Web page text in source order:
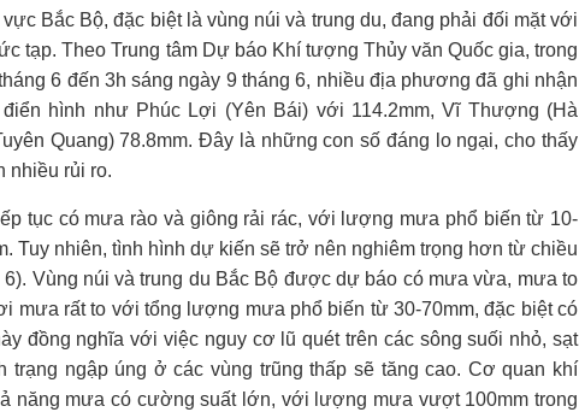
Bắc Bộ, đặc biệt là vùng núi và trung du, đang phải đối mặt với
tạp. Theo Trung tâm Dự báo Khí tượng Thủy văn Quốc gia, trong
6 đến 3h sáng ngày 9 tháng 6, nhiều địa phương đã ghi nhận
hình như Phúc Lợi (Yên Bái) với 114.2mm, Vĩ Thượng (Hà
Quang) 78.8mm. Đây là những con số đáng lo ngại, cho thấy
nhiều rủi ro.
tục có mưa rào và giông rải rác, với lượng mưa phổ biến từ 10-
Tuy nhiên, tình hình dự kiến sẽ trở nên nghiêm trọng hơn từ chiều
Vùng núi và trung du Bắc Bộ được dự báo có mưa vừa, mưa to
mưa rất to với tổng lượng mưa phổ biến từ 30-70mm, đặc biệt có
đồng nghĩa với việc nguy cơ lũ quét trên các sông suối nhỏ, sạt
trạng ngập úng ở các vùng trũng thấp sẽ tăng cao. Cơ quan khí
năng mưa có cường suất lớn, với lượng mưa vượt 100mm trong